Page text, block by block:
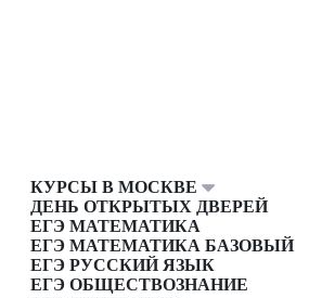
КУРСЫ В МОСКВЕ
ДЕНЬ ОТКРЫТЫХ ДВЕРЕЙ
ЕГЭ МАТЕМАТИКА
ЕГЭ МАТЕМАТИКА БАЗОВЫЙ
ЕГЭ РУССКИЙ ЯЗЫК
ЕГЭ ОБЩЕСТВОЗНАНИЕ